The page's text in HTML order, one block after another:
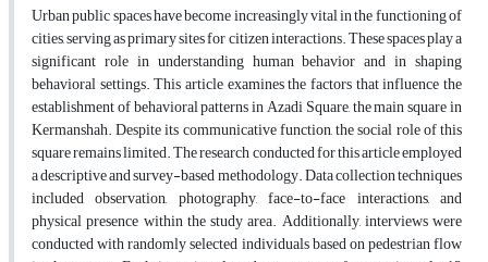
Urban public spaces have become increasingly vital in the functioning of
cities, serving as primary sites for citizen interactions. These spaces play a
significant role in understanding human behavior and in shaping
behavioral settings. This article examines the factors that influence the
establishment of behavioral patterns in Azadi Square, the main square in
Kermanshah. Despite its communicative function, the social role of this
square remains limited. The research conducted for this article employed
a descriptive and survey-based methodology. Data collection techniques
included observation, photography, face-to-face interactions, and
physical presence within the study area. Additionally, interviews were
conducted with randomly selected individuals based on pedestrian flow